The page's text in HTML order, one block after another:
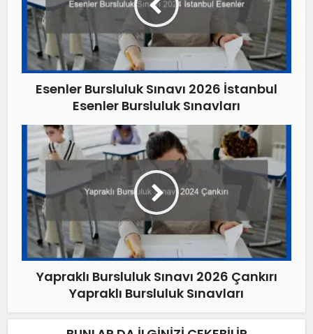
Esenler Bursluluk Sınavı 2026 İstanbul
Esenler Bursluluk Sınavları
Yapraklı Bursluluk Sınavı 2026 Çankırı
Yapraklı Bursluluk Sınavları